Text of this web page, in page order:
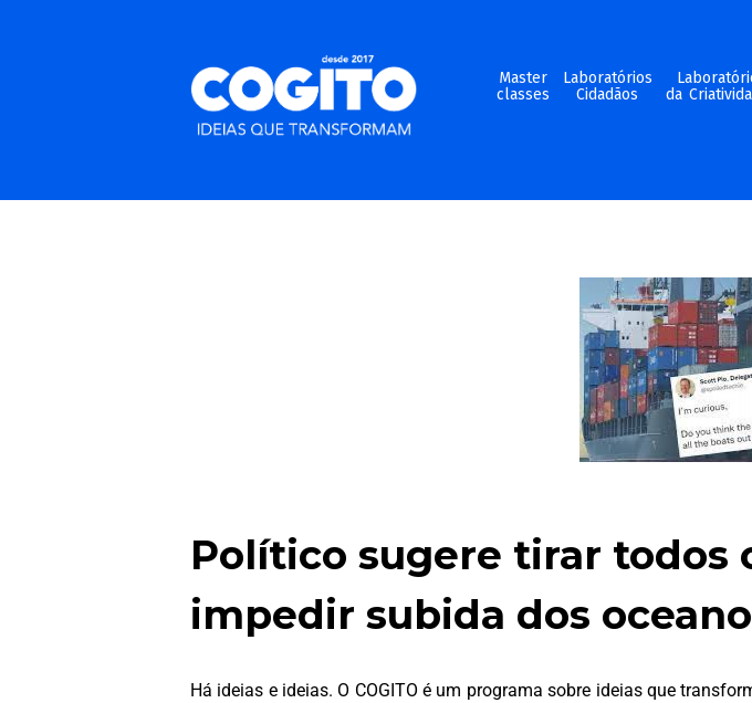
Master
classes
Laboratórios
Cidadãos
da
Político sugere tirar todos
impedir subida dos
Há ideias e ideias. O COGITO é um programa sobre ideias que